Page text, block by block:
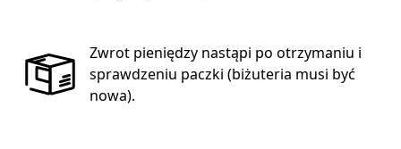
Zwrot pieniędzy nastąpi po otrzymaniu i
sprawdzeniu paczki (biżuteria musi być
nowa).